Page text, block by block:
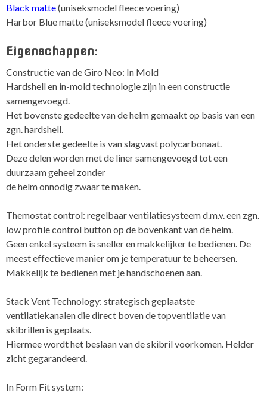
Black matte(uniseksmodel fleece voering)
Harbor Blue matte (uniseksmodel fleece voering)
Eigenschappen:
Constructie van de Giro Neo: In Mold
Hardshell en in-mold technologie zijn in een constructie
samengevoegd.
Het bovenste gedeelte van de helm gemaakt op basis van een
zgn. hardshell.
Het onderste gedeelte is van slagvast polycarbonaat.
Deze delen worden met de liner samengevoegd tot een
duurzaam geheel zonder
de helm onnodig zwaar te maken.
Themostat control: regelbaar ventilatiesysteem d.m.v. een zgn.
low profile control button op de bovenkant van de helm.
Geen enkel systeem is sneller en makkelijker te bedienen. De
meest effectieve manier om je temperatuur te beheersen.
Makkelijk te bedienen met je handschoenen aan.
Stack Vent Technology: strategisch geplaatste
ventilatiekanalen die direct boven de topventilatie van
skibrillen is geplaats.
Hiermee wordt het beslaan van de skibril voorkomen. Helder
zicht gegarandeerd.
In Form Fit system: